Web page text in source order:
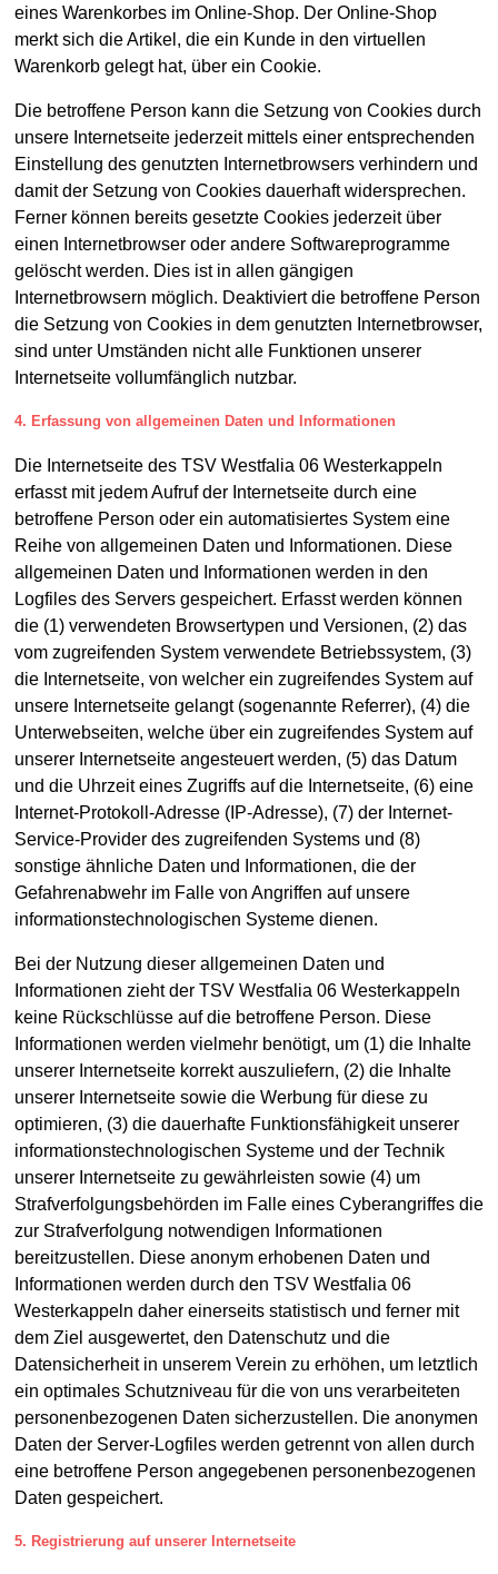
eines Warenkorbes im Online-Shop. Der Online-Shop
merkt sich die Artikel, die ein Kunde in den virtuellen
Warenkorb gelegt hat, über ein Cookie.
Die betroffene Person kann die Setzung von Cookies durch
unsere Internetseite jederzeit mittels einer entsprechenden
Einstellung des genutzten Internetbrowsers verhindern und
damit der Setzung von Cookies dauerhaft widersprechen.
Ferner können bereits gesetzte Cookies jederzeit über
einen Internetbrowser oder andere Softwareprogramme
gelöscht werden. Dies ist in allen gängigen
Internetbrowsern möglich. Deaktiviert die betroffene Person
die Setzung von Cookies in dem genutzten Internetbrowser,
sind unter Umständen nicht alle Funktionen unserer
Internetseite vollumfänglich nutzbar.
4. Erfassung von allgemeinen Daten und Informationen
Die Internetseite des TSV Westfalia 06 Westerkappeln
erfasst mit jedem Aufruf der Internetseite durch eine
betroffene Person oder ein automatisiertes System eine
Reihe von allgemeinen Daten und Informationen. Diese
allgemeinen Daten und Informationen werden in den
Logfiles des Servers gespeichert. Erfasst werden können
die (1) verwendeten Browsertypen und Versionen, (2) das
vom zugreifenden System verwendete Betriebssystem, (3)
die Internetseite, von welcher ein zugreifendes System auf
unsere Internetseite gelangt (sogenannte Referrer), (4) die
Unterwebseiten, welche über ein zugreifendes System auf
unserer Internetseite angesteuert werden, (5) das Datum
und die Uhrzeit eines Zugriffs auf die Internetseite, (6) eine
Internet-Protokoll-Adresse (IP-Adresse), (7) der Internet-
Service-Provider des zugreifenden Systems und (8)
sonstige ähnliche Daten und Informationen, die der
Gefahrenabwehr im Falle von Angriffen auf unsere
informationstechnologischen Systeme dienen.
Bei der Nutzung dieser allgemeinen Daten und
Informationen zieht der TSV Westfalia 06 Westerkappeln
keine Rückschlüsse auf die betroffene Person. Diese
Informationen werden vielmehr benötigt, um (1) die Inhalte
unserer Internetseite korrekt auszuliefern, (2) die Inhalte
unserer Internetseite sowie die Werbung für diese zu
optimieren, (3) die dauerhafte Funktionsfähigkeit unserer
informationstechnologischen Systeme und der Technik
unserer Internetseite zu gewährleisten sowie (4) um
Strafverfolgungsbehörden im Falle eines Cyberangriffes die
zur Strafverfolgung notwendigen Informationen
bereitzustellen. Diese anonym erhobenen Daten und
Informationen werden durch den TSV Westfalia 06
Westerkappeln daher einerseits statistisch und ferner mit
dem Ziel ausgewertet, den Datenschutz und die
Datensicherheit in unserem Verein zu erhöhen, um letztlich
ein optimales Schutzniveau für die von uns verarbeiteten
personenbezogenen Daten sicherzustellen. Die anonymen
Daten der Server-Logfiles werden getrennt von allen durch
eine betroffene Person angegebenen personenbezogenen
Daten gespeichert.
5. Registrierung auf unserer Internetseite